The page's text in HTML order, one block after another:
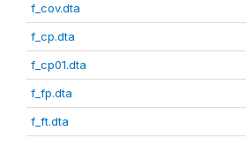
f_cov.dta
f_cp.dta
f_cp01.dta
f_fp.dta
f_ft.dta